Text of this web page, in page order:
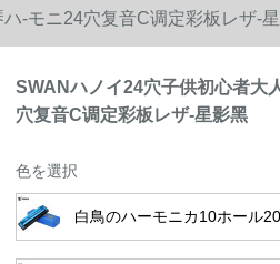
-モニ24穴复音C调定彩板レザ-
SWANハノイ24穴子供初心者大
穴复音C调定彩板レザ-星影黑
色を選択
白鳥のハーモニカ10ホール